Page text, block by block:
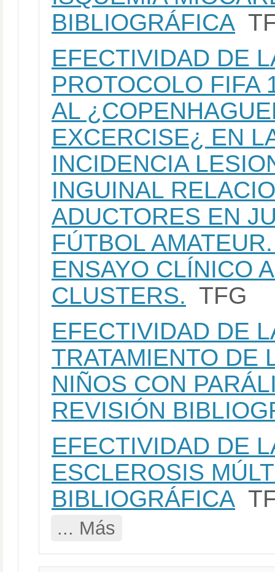
BIBLIOGRÁFICA
EFECTIVIDAD DE
PROTOCOLO FIFA
AL
EXCERCISE¿ EN
INCIDENCIA
INGUINAL
ADUCTORES EN
FÚTBOL
ENSAYO CLÍNICO
CLUSTERS. TFG
EFECTIVIDAD DE
TRATAMIENTO DE
NIÑOS CON
REVISIÓN
EFECTIVIDAD DE
ESCLEROSIS
BIBLIOGRÁFICA
... Más